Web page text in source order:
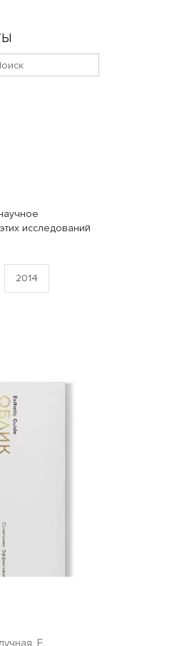
исследований
2014
Е.